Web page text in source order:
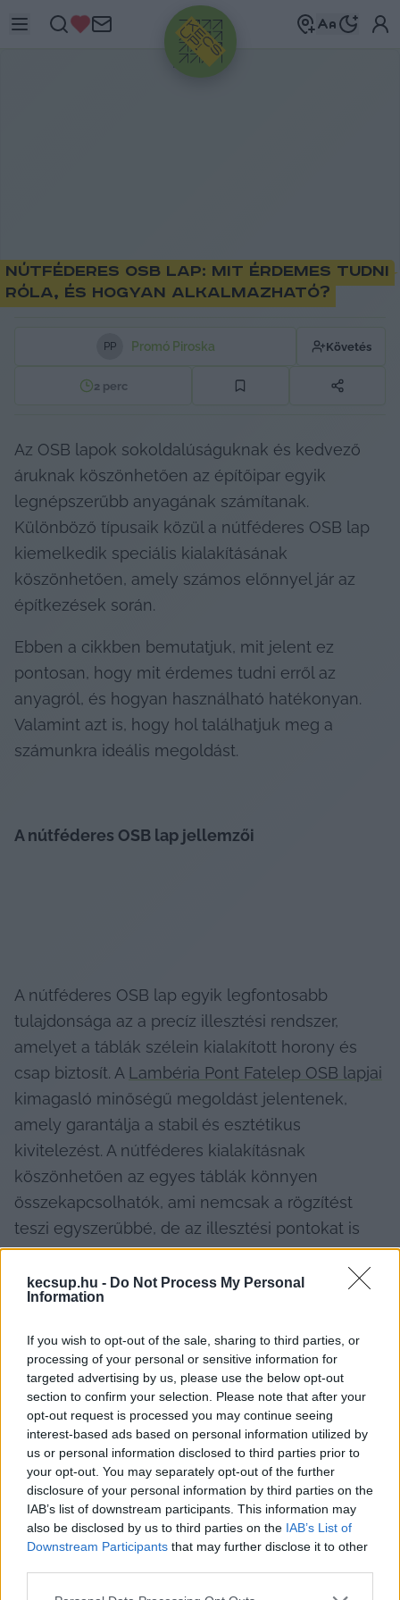
kecsup.hu - Do Not Process My Personal
Information
If you wish to opt-out of the sale, sharing to third parties, or
processing of your personal or sensitive information for
targeted advertising by us, please use the below opt-out
section to confirm your selection. Please note that after your
opt-out request is processed you may continue seeing
interest-based ads based on personal information utilized by
us or personal information disclosed to third parties prior to
your opt-out. You may separately opt-out of the further
disclosure of your personal information by third parties on the
IAB’s list of downstream participants. This information may
also be disclosed by us to third parties on the IAB’s List of
Downstream Participants that may further disclose it to other
Please note that this website/app uses one or more Google
HIRDETÉS
Nútféderes OSB lap: mit érdemes tudni
róla, és hogyan alkalmazható?
PP Promó Piroska Követés
2 perc
Az OSB lapok sokoldalúságuknak és kedvező
áruknak köszönhetően az építőipar egyik
legnépszerűbb anyagának számítanak.
Különböző típusaik közül a nútféderes OSB lap
kiemelkedik speciális kialakításának
köszönhetően, amely számos előnnyel jár az
építkezések során.
Ebben a cikkben bemutatjuk, mit jelent ez
pontosan, hogy mit érdemes tudni erről az
anyagról, és hogyan használható hatékonyan.
Valamint azt is, hogy hol találhatjuk meg a
számunkra ideális megoldást.
A nútféderes OSB lap jellemzői
A nútféderes OSB lap egyik legfontosabb
tulajdonsága az a precíz illesztési rendszer,
amelyet a táblák szélein kialakított horony és
csap biztosít. A Lambéria Pont Fatelep OSB lapjai
kimagasló minőségű megoldást jelentenek,
amely garantálja a stabil és esztétikus
kivitelezést. A nútféderes kialakításnak
köszönhetően az egyes táblák könnyen
összekapcsolhatók, ami nemcsak a rögzítést
teszi egyszerűbbé, de az illesztési pontokat is
láthatatlanná teszi.
Ennek köszönhetően ez a típusú OSB lap
stabilitás és az esztétika egyaránt fontos. A
táblák szabványos mérete lehetővé teszi, hogy
akár egyetlen ember is könnyen kezelje őket,
még nehezebben hozzáférhető helyeken is,
például padlásterek burkolása során.
A hírekből is tudjuk, hogy hatalmas jelentősége
van a gyors és működő megoldásoknak, amik a
rövid és egyszerű kivitelezésnek köszönhetően
költséghatékonyak is egyben. Ez az építési